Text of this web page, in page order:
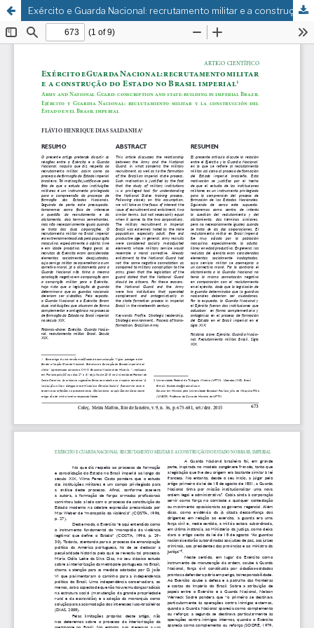
Exército e Guarda Nacional: recrutamento militar e a construção do Estado no Brasil imperial